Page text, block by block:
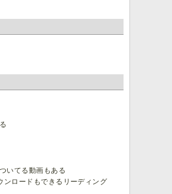
いてる動画もある
ロードもできるリーディング